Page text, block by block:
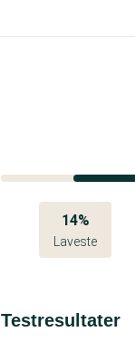
14%
Laveste
Testresultater